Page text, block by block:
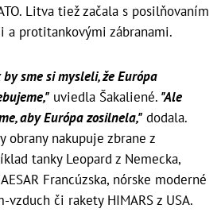
Litva tiež začala s posilňovaním
a protitankovými zábranami.
sme si mysleli, že Európa
uviedla Šakaliené. "Ale
aby Európa zosilnela," dodala.
nakupuje zbrane z
tanky Leopard z Nemecka,
Francúzska, nórske moderné
vzduch či rakety HIMARS z USA.